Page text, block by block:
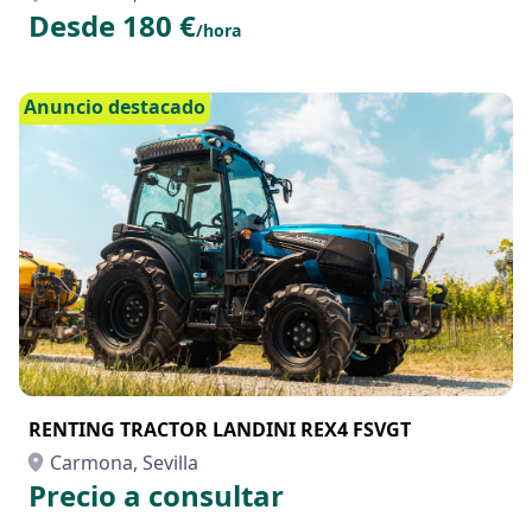
Desde 180 €/hora
Anuncio destacado
RENTING TRACTOR LANDINI REX4 FSVGT
Carmona, Sevilla
Precio a consultar